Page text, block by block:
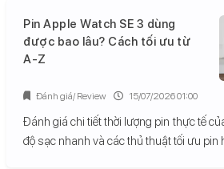
Pin Apple Watch SE 3 dùng
được bao lâu? Cách tối ưu từ
A-Z
Đánh giá chi tiết thời lượng pin thực tế
độ sạc nhanh và các thủ thuật tối ưu pin
Đánh giá/ Review 15/07/2026 01:00